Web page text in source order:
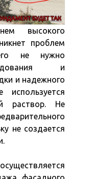
высокого
проблем
не нужно
и
и надежного
используется
раствор. Не
не создается